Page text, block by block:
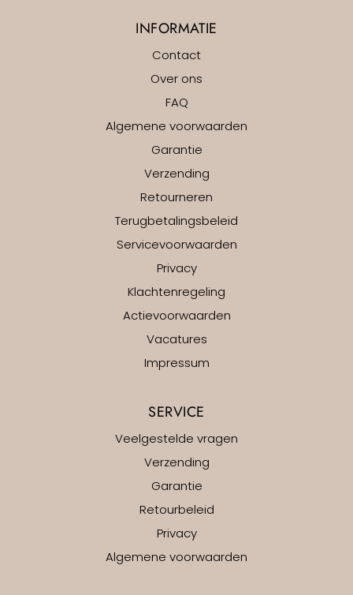
INFORMATIE
Contact
Over ons
FAQ
Algemene voorwaarden
Garantie
Verzending
Retourneren
Terugbetalingsbeleid
Servicevoorwaarden
Privacy
Klachtenregeling
Actievoorwaarden
Vacatures
Impressum
SERVICE
Veelgestelde vragen
Verzending
Garantie
Retourbeleid
Privacy
Algemene voorwaarden